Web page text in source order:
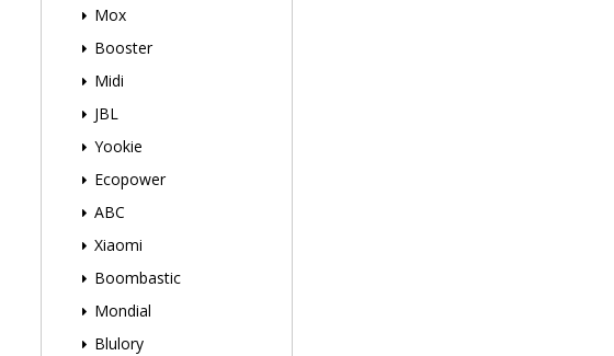
Mox
Booster
Midi
JBL
Yookie
Ecopower
ABC
Xiaomi
Boombastic
Mondial
Blulory